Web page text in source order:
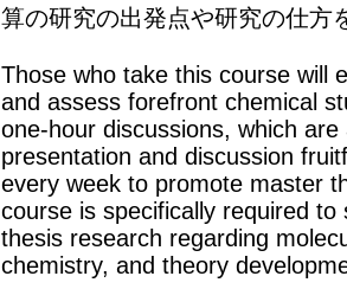
算の研究の出発点や研究の仕方
Those who take this course will
and assess forefront chemical
one-hour discussions, which
presentation and discussion
every week to promote master
course is specifically required
thesis research regarding
chemistry, and theory